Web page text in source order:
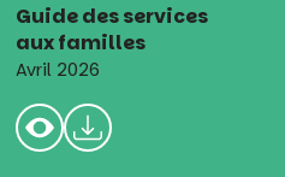
Guide des services
aux familles
Avril 2026